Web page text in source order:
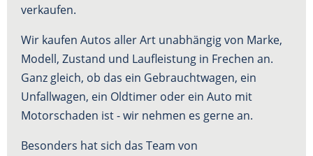
verkaufen.
Wir kaufen Autos aller Art unabhängig von Marke,
Modell, Zustand und Laufleistung in Frechen an.
Ganz gleich, ob das ein Gebrauchtwagen, ein
Unfallwagen, ein Oldtimer oder ein Auto mit
Motorschaden ist - wir nehmen es gerne an.
Besonders hat sich das Team von